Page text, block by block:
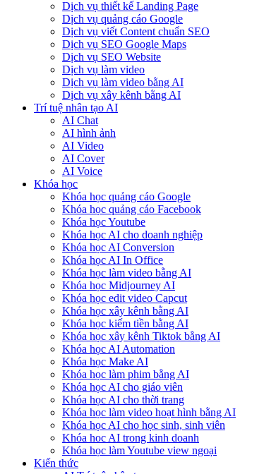
Dịch vụ thiết kế Landing Page
Dịch vụ quảng cáo Google
Dịch vụ viết Content chuẩn SEO
Dịch vụ SEO Google Maps
Dịch vụ SEO Website
Dịch vụ làm video
Dịch vụ làm video bằng AI
Dịch vụ xây kênh bằng AI
Trí tuệ nhân tạo AI
AI Chat
AI hình ảnh
AI Video
AI Cover
AI Voice
Khóa học
Khóa học quảng cáo Google
Khóa học quảng cáo Facebook
Khóa học Youtube
Khóa học AI cho doanh nghiệp
Khóa học AI Conversion
Khóa học AI In Office
Khóa học làm video bằng AI
Khóa học Midjourney AI
Khóa học edit video Capcut
Khóa học xây kênh bằng AI
Khóa học kiếm tiền bằng AI
Khóa học xây kênh Tiktok bằng AI
Khóa học AI Automation
Khóa học Make AI
Khóa học làm phim bằng AI
Khóa học AI cho giáo viên
Khóa học AI cho thời trang
Khóa học làm video hoạt hình bằng AI
Khóa học AI cho học sinh, sinh viên
Khóa hoc AI trong kinh doanh
Khóa học làm Youtube view ngoại
Kiến thức